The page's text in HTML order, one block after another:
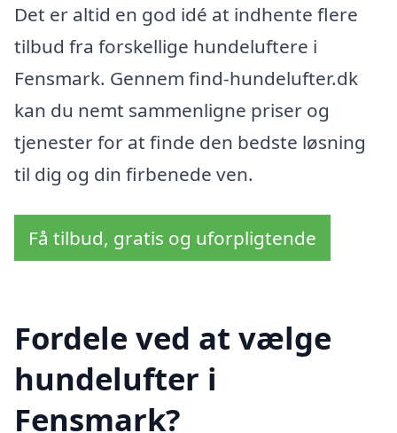
Det er altid en god idé at indhente flere
tilbud fra forskellige hundeluftere i
Fensmark. Gennem find-hundelufter.dk
kan du nemt sammenligne priser og
tjenester for at finde den bedste løsning
til dig og din firbenede ven.
Få tilbud, gratis og uforpligtende
Fordele ved at vælge
hundelufter i
Fensmark?